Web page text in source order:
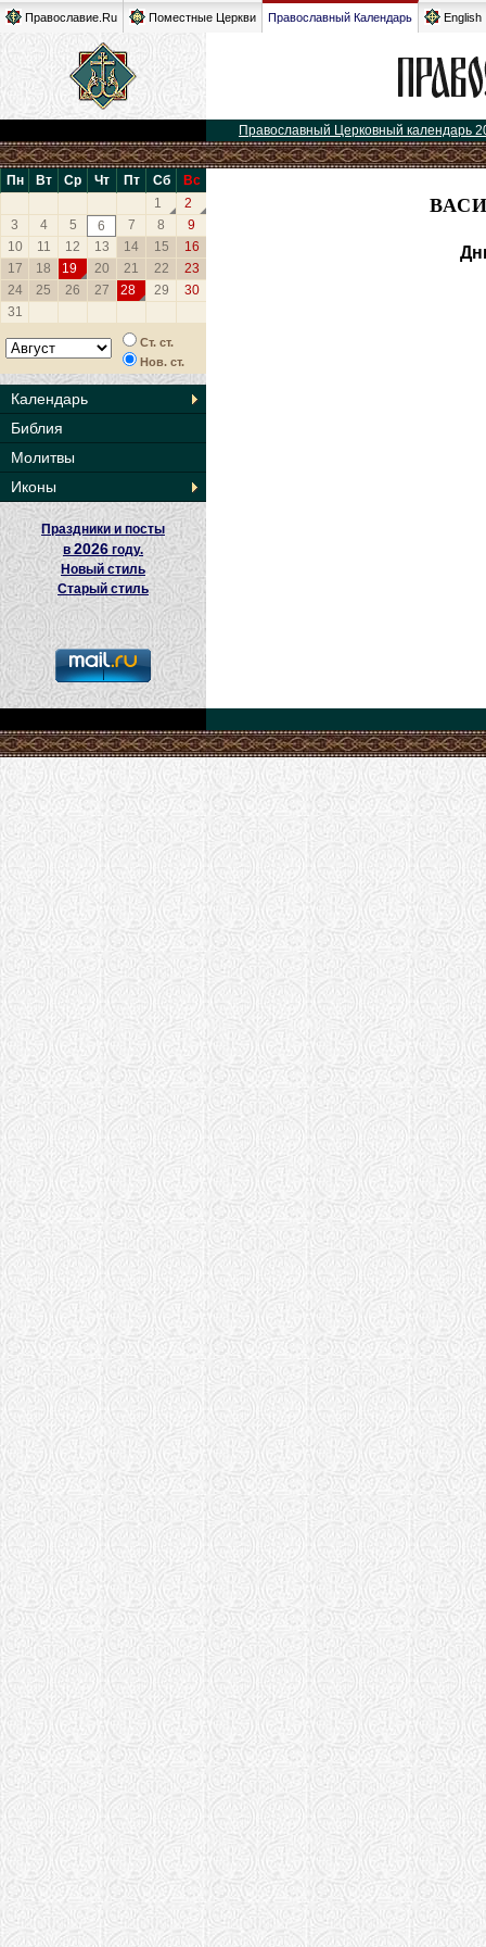
Православие.Ru Поместные Церкви Православный Календарь English
Православный Церковный календарь
Пн Вт Ср Чт Пт Сб
Вс
1
2
3
4 5 6 7 8
9
10
11 12 13 14 15
16
17
18 19 20 21 22
23
24
25 26 27 28 29
30
31
Ст. ст.
Нов. ст.
Календарь
Библия
Молитвы
Иконы
Праздники и посты
в2026 году.
Новый стиль
Старый стиль